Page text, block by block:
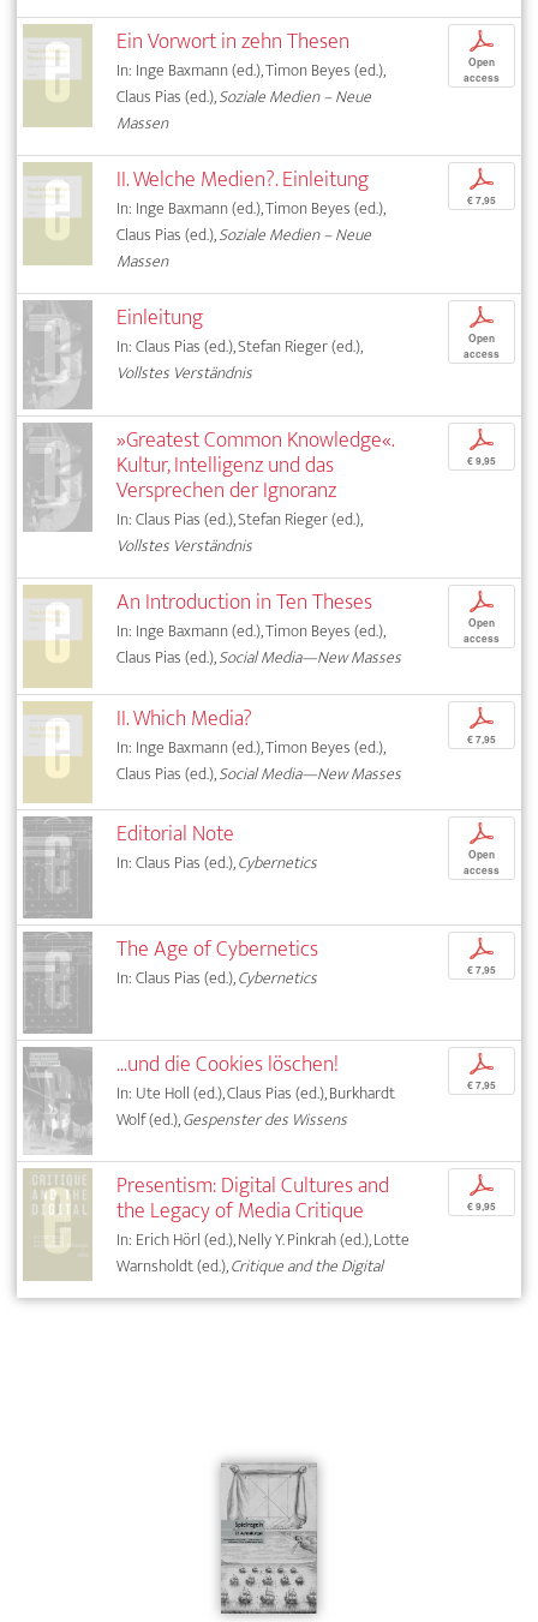
Ein Vorwort in zehn Thesen
In: Inge Baxmann (ed.), Timon Beyes (ed.),
Claus Pias (ed.),Soziale Medien – Neue
Massen
p
Open
access
II. Welche Medien?. Einleitung
In: Inge Baxmann (ed.), Timon Beyes (ed.),
Claus Pias (ed.),Soziale Medien – Neue
Massen
p
€ 7,95
Einleitung
In: Claus Pias (ed.), Stefan Rieger (ed.),
Vollstes Verständnis
p
Open
access
»Greatest Common Knowledge«.
Kultur, Intelligenz und das
Versprechen der Ignoranz
In: Claus Pias (ed.), Stefan Rieger (ed.),
Vollstes Verständnis
p
€ 9,95
An Introduction in Ten Theses
In: Inge Baxmann (ed.), Timon Beyes (ed.),
Claus Pias (ed.),Social Media—New Masses
p
Open
access
II. Which Media?
In: Inge Baxmann (ed.), Timon Beyes (ed.),
Claus Pias (ed.),Social Media—New Masses
p
€ 7,95
Editorial Note
In: Claus Pias (ed.),Cybernetics
p
Open
access
The Age of Cybernetics
In: Claus Pias (ed.),Cybernetics
p
€ 7,95
...und die Cookies löschen!
In: Ute Holl (ed.), Claus Pias (ed.), Burkhardt
Wolf (ed.),Gespenster des Wissens
p
€ 7,95
Presentism: Digital Cultures and
the Legacy of Media Critique
In: Erich Hörl (ed.), Nelly Y. Pinkrah (ed.), Lotte
Warnsholdt (ed.),Critique and the Digital
p
€ 9,95